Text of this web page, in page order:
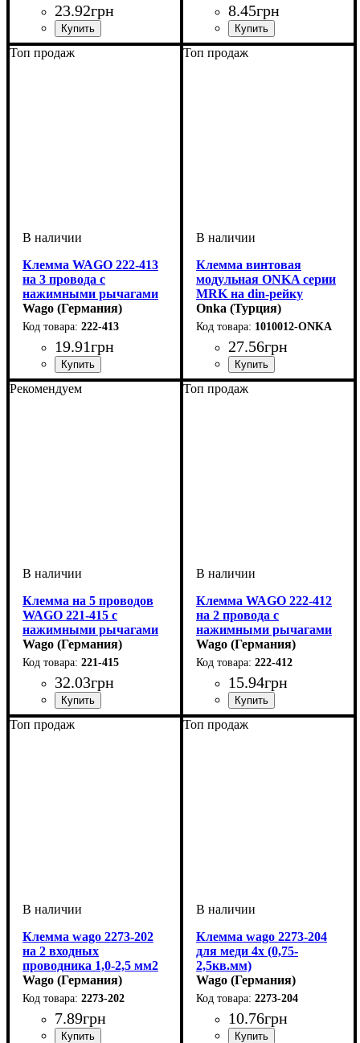
23.92грн
Устройство: винтовая
Сечение: 1,5
Номинальный ток, А: 17,5
Количество полюсов: 1
Напряжение, В: 750
Серия: MRK
8.45грн
Устройство: клемма
Количество полюсов: 3
Сечение провода: 0,5-2,5
Наличие пасты: Нет
Тип: самозажимной
Серия: 2273
Топ продаж
Клемма WAGO 222-413
на 3 провода с
нажимными рычагами
Wago (Германия)
222-413
19.91грн
Устройство: клемма
Количество полюсов: 3
Сечение провода: 0,08-4
Наличие пасты: Нет
Тип: рычажный
Серия: 222
Топ продаж
Клемма винтовая
модульная ONKA серии
MRK на din-рейку
сечение 2,5мм2, 24 A,
751 В
Onka (Турция)
1010012-ONKA
27.56грн
Устройство: винтовая
Сечение: 2,5
Номинальный ток, А: 24
Количество полюсов: 1
Напряжение, В: 750
Серия: MRK
Рекомендуем
Клемма на 5 проводов
WAGO 221-415 с
нажимными рычагами
Wago (Германия)
221-415
32.03грн
Устройство: клемма
Количество полюсов: 5
Сечение провода: 0,08-4
Наличие пасты: Нет
Тип: рычажный
Серия: 221
Топ продаж
Клемма WAGO 222-412
на 2 провода с
нажимными рычагами
Wago (Германия)
222-412
15.94грн
Устройство: клемма
Количество полюсов: 2
Сечение провода: 0,08-4
Наличие пасты: Нет
Тип: рычажный
Серия: 222
Топ продаж
Клемма wago 2273-202
на 2 входных
проводника 1,0-2,5 мм2
Wago (Германия)
2273-202
7.89грн
Топ продаж
Клемма wago 2273-204
для меди 4х (0,75-
2,5кв.мм)
Wago (Германия)
2273-204
10.76грн